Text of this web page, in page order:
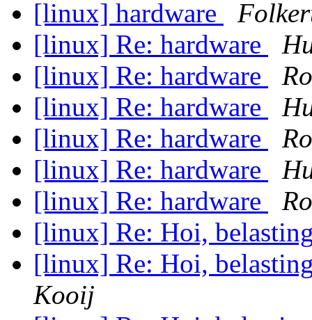
[linux] hardware
[linux] Re: hardware
[linux] Re: hardware
[linux] Re: hardware
[linux] Re: hardware
[linux] Re: hardware
[linux] Re: hardware
[linux] Re: Hoi,
[linux] Re: Hoi,
Kooij